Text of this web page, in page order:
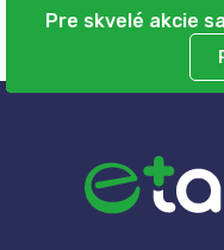
Pre skvelé akcie